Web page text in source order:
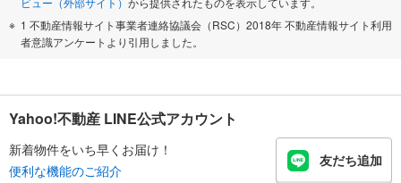
1 不動産情報サイト事業者連絡協議会（RSC）2018年 不動産情報サイト利用
者意識アンケートより引用しました。
Yahoo!不動産 LINE公式アカウント
新着物件をいち早くお届け！
便利な機能のご紹介
友だち追加